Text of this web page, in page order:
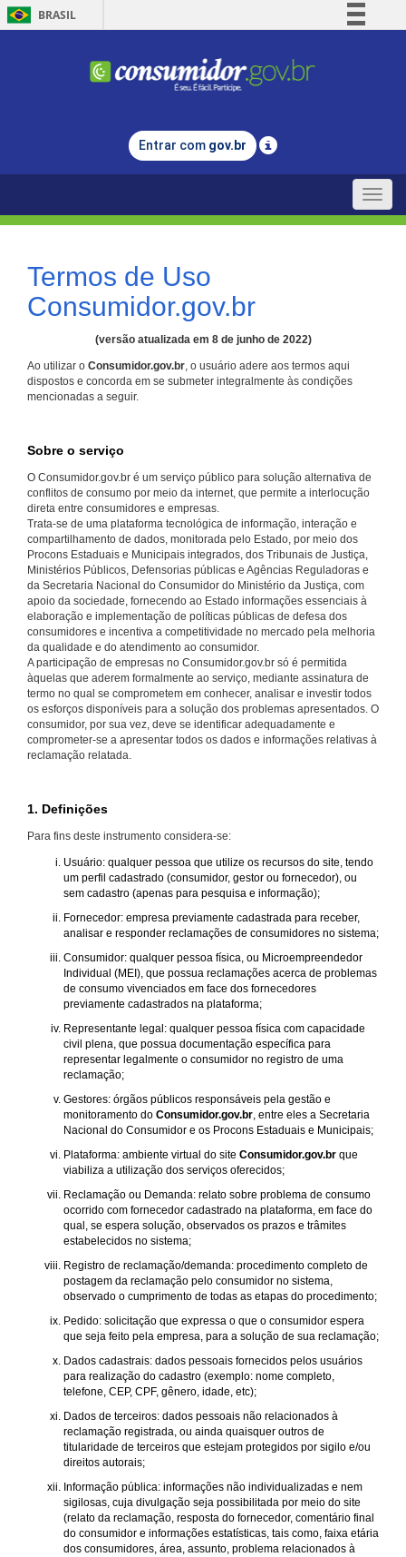
BRASIL
Comunica BR
Legislação
Entrar com gov.br
Toggle
Termos de Uso
Consumidor.gov.br
(versão atualizada em 8 de junho de 2022)
Ao utilizar o Consumidor.gov.br, o usuário adere aos termos aqui
dispostos e concorda em se submeter integralmente às condições
mencionadas a seguir.
Sobre o serviço
O Consumidor.gov.br é um serviço público para solução alternativa de
conflitos de consumo por meio da internet, que permite a interlocução
direta entre consumidores e empresas.
Trata-se de uma plataforma tecnológica de informação, interação e
compartilhamento de dados, monitorada pelo Estado, por meio dos
Procons Estaduais e Municipais integrados, dos Tribunais de Justiça,
Ministérios Públicos, Defensorias públicas e Agências Reguladoras e
da Secretaria Nacional do Consumidor do Ministério da Justiça, com
apoio da sociedade, fornecendo ao Estado informações essenciais à
elaboração e implementação de políticas públicas de defesa dos
consumidores e incentiva a competitividade no mercado pela melhoria
da qualidade e do atendimento ao consumidor.
A participação de empresas no Consumidor.gov.br só é permitida
àquelas que aderem formalmente ao serviço, mediante assinatura de
termo no qual se comprometem em conhecer, analisar e investir todos
os esforços disponíveis para a solução dos problemas apresentados. O
consumidor, por sua vez, deve se identificar adequadamente e
comprometer-se a apresentar todos os dados e informações relativas à
reclamação relatada.
1. Definições
Para fins deste instrumento considera-se:
Usuário: qualquer pessoa que utilize os recursos do site, tendo
um perfil cadastrado (consumidor, gestor ou fornecedor), ou
sem cadastro (apenas para pesquisa e informação);
Fornecedor: empresa previamente cadastrada para receber,
analisar e responder reclamações de consumidores no sistema;
Consumidor: qualquer pessoa física, ou Microempreendedor
Individual (MEI), que possua reclamações acerca de problemas
de consumo vivenciados em face dos fornecedores
previamente cadastrados na plataforma;
Representante legal: qualquer pessoa física com capacidade
civil plena, que possua documentação específica para
representar legalmente o consumidor no registro de uma
reclamação;
Gestores: órgãos públicos responsáveis pela gestão e
monitoramento do Consumidor.gov.br, entre eles a Secretaria
Nacional do Consumidor e os Procons Estaduais e Municipais;
Plataforma: ambiente virtual do site Consumidor.gov.br que
viabiliza a utilização dos serviços oferecidos;
Reclamação ou Demanda: relato sobre problema de consumo
ocorrido com fornecedor cadastrado na plataforma, em face do
qual, se espera solução, observados os prazos e trâmites
estabelecidos no sistema;
Registro de reclamação/demanda: procedimento completo de
postagem da reclamação pelo consumidor no sistema,
observado o cumprimento de todas as etapas do procedimento;
Pedido: solicitação que expressa o que o consumidor espera
que seja feito pela empresa, para a solução de sua reclamação;
Dados cadastrais: dados pessoais fornecidos pelos usuários
para realização do cadastro (exemplo: nome completo,
telefone, CEP, CPF, gênero, idade, etc);
Dados de terceiros: dados pessoais não relacionados à
reclamação registrada, ou ainda quaisquer outros de
titularidade de terceiros que estejam protegidos por sigilo e/ou
direitos autorais;
Informação pública: informações não individualizadas e nem
sigilosas, cuja divulgação seja possibilitada por meio do site
(relato da reclamação, resposta do fornecedor, comentário final
do consumidor e informações estatísticas, tais como, faixa etária
dos consumidores, área, assunto, problema relacionados à